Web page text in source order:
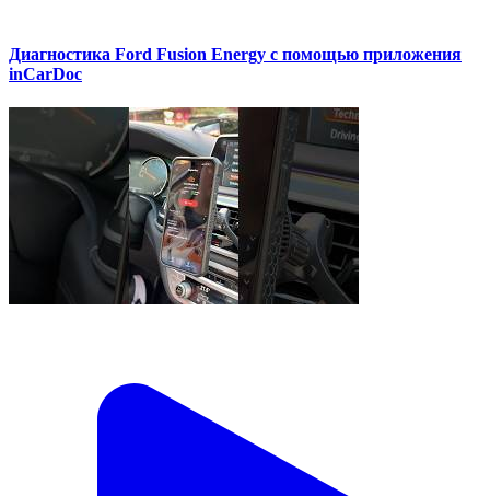
Диагностика Ford Fusion Energy с помощью приложения
inCarDoc